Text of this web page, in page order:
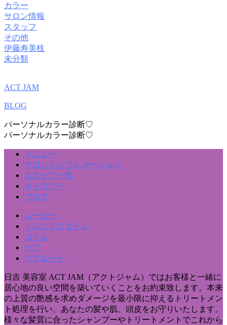
カラー
サロン情報
スタッフ
その他
伊藤寿美枝
未分類
ACT JAM
BLOG
パーソナルカラー診断♡
パーソナルカラー診断♡
メニュー
サロンインフォメーション
スタッフ一覧
ギャラリー
ブログ
ムービー
トレンドスタイル
コラム
ケア
リクルート
日吉 美容室 ACT JAM（アクトジャム）ではお客様と一緒に
居心地の良い空間を築いていくことをお約束致します。本来
の上質の艶感を求めダメージを最小限に抑えるトリートメン
ト処理を行い、あなたの髪や肌、頭皮をお守りいたします。
様々な髪質に合ったシャンプーやトリートメントでこれから